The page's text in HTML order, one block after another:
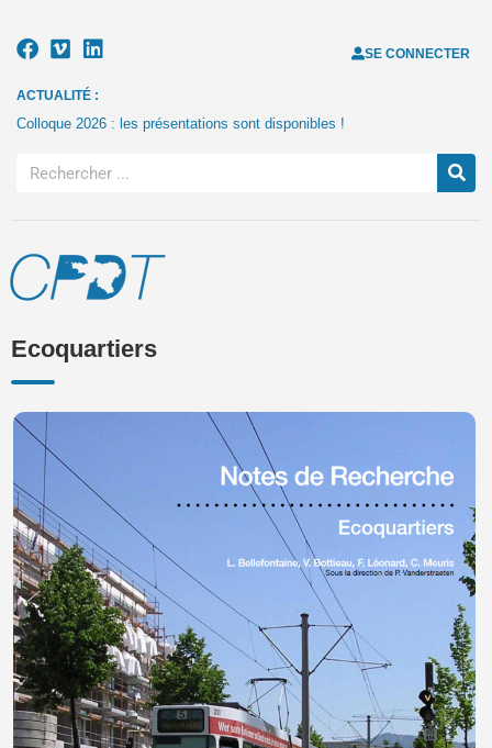
SE CONNECTER
ACTUALITÉ :
Colloque 2026 : les présentations sont disponibles !
Ecoquartiers